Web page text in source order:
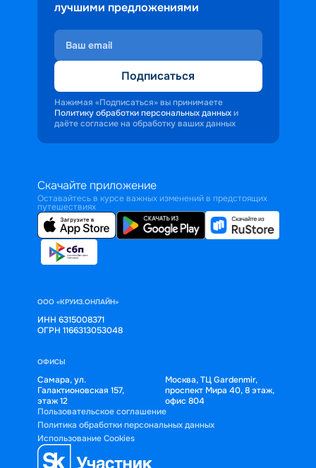
лучшими предложениями
Подписаться
Нажимая «Подписаться» вы принимаете
Политику обработки персональных данных и
даёте согласие на обработку ваших данных
Скачайте приложение
Оставайтесь в курсе важных изменений в предстоящих
путешествиях
ООО «КРУИЗ.ОНЛАЙН»
ИНН 6315008371
ОГРН 1166313053048
ОФИСЫ
Самара, ул.
Галактионовская 157,
этаж 12
Москва, ТЦ Gardenmir,
проспект Мира 40, 8 этаж,
офис 804
Пользовательское соглашение
Политика обработки персональных данных
Использование Cookies